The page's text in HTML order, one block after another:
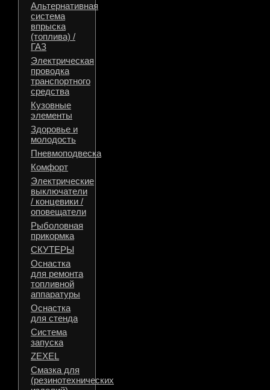
Альтернативная
система
впрыска
(топлива) /
ГАЗ
Электрическая
проводка
транспортного
средства
Кузовные
элементы
Здоровье и
молодость
Пневмоподвеска
Комфорт
Электрические
выключатели
/ концевики /
оповещатели
Рыболовная
прикормка
СКУТЕРЫ
Оснастка
для ремонта
топливной
аппаратуры
Оснастка
для стенда
Система
запуска
ZEXEL
Смазка для
(резинотехнических